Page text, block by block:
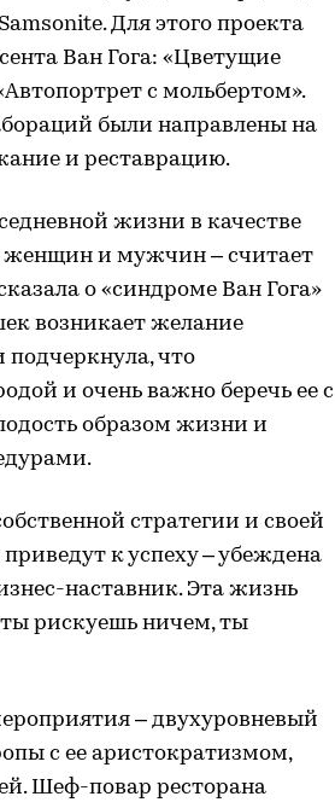
Для этого проекта
Ван Гога: «Цветущие
с мольбертом».
были направлены на
и реставрацию.
жизни в качестве
женщин и мужчин – считает
о «синдроме Ван Гога»
возникает желание
что
и очень важно беречь ее с
образом жизни и
стратегии и своей
к успеху – убеждена
наставник. Эта жизнь
ты рискуешь ничем, ты
– двухуровневый
с ее аристократизмом,
Шеф-повар ресторана